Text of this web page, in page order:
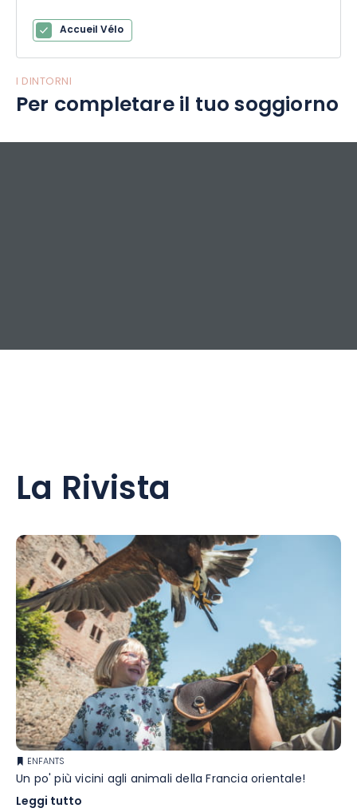
Accueil Vélo
I DINTORNI
Per completare il tuo soggiorno
La Rivista
ENFANTS
Un po' più vicini agli animali della Francia orientale!
Leggi tutto